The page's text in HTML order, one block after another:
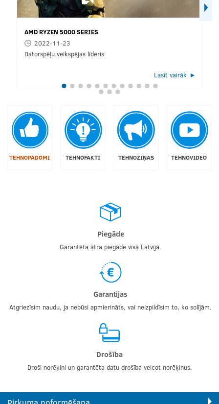
AMD RYZEN 5000 SERIES
2022-11-23
Datorspēļu veikspējas līderis
Lasīt vairāk
TEHNOPADOMI TEHNOFAKTI TEHNOZIŅAS TEHNOVIDEO
Piegāde
Garantēta ātra piegāde visā Latvijā.
Garantijas
Atgriezīsim naudu, ja nebūsi apmierināts, vai neizpildīsim to, ko solījām.
Drošība
Droši norēķini un garantēta datu drošība veicot norēķinus.